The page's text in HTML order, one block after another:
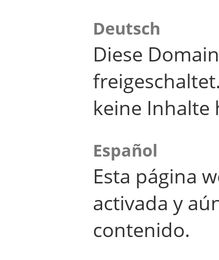
Deutsch
Diese
keine Inhalte
Español
Esta página
activada y
contenido.